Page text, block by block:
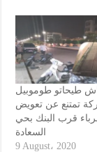
من أجل وضع
حد لمشكلة الباعة…
طيحاتو طوموبيل
تمتنع عن تعويض
قرب البنك بحي
السعادة
9 August، 2020